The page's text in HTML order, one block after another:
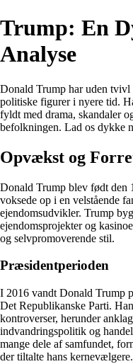
Trump: En
Analyse
Donald Trump har uden
politiske figurer i nyere tid.
fyldt med drama, skandaler
befolkningen. Lad os dykke
Opvækst og
Donald Trump blev født
voksede op i en velstående
ejendomsudvikler. Trump
ejendomsprojekter og
og selvpromoverende stil.
Præsidentperioden
I 2016 vandt Donald Trump
Det Republikanske Parti.
kontroverser, herunder
indvandringspolitik og
mange dele af samfundet,
der tiltalte hans kernevælgere.